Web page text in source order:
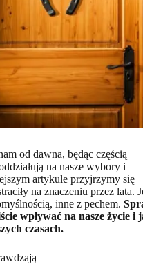
od dawna, będąc częścią
na nasze wybory i
artykule przyjrzymy się
na znaczeniu przez lata.
inne z pechem.
wpływać na nasze życie i
czasach.